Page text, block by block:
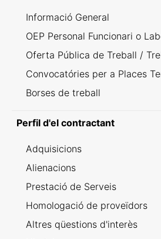
Informació General
OEP Personal Funcionari o
Oferta Pública de Treball /
Convocatóries per a Places
Borses de treball
Perfil d'el contractant
Adquisicions
Alienacions
Prestació de Serveis
Homologació de proveïdors
Altres qüestions d'interès